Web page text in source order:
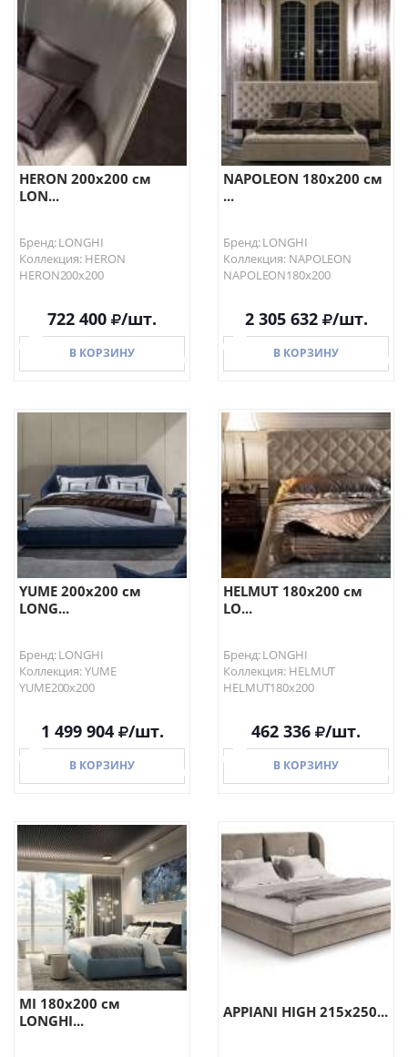
HERON 200х200 см
LON...
Бренд: LONGHI
Коллекция: HERON
HERON200х200
722 400 /шт.
В КОРЗИНУ
NAPOLEON 180х200 см
...
Бренд: LONGHI
Коллекция: NAPOLEON
NAPOLEON180х200
2 305 632 /шт.
В КОРЗИНУ
В КОРЗИНУ
YUME 200х200 см
LONG...
Бренд: LONGHI
Коллекция: YUME
YUME200х200
1 499 904 /шт.
В КОРЗИНУ
В КОРЗИНУ
HELMUT 180х200 см
LO...
Бренд: LONGHI
Коллекция: HELMUT
HELMUT180х200
462 336 /шт.
В КОРЗИНУ
В КОРЗИНУ
MI 180х200 см
LONGHI...
APPIANI HIGH 215x250...